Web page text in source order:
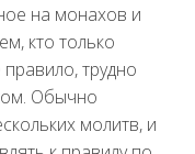
на монахов и
кто только
трудно
Обычно
молитв, и